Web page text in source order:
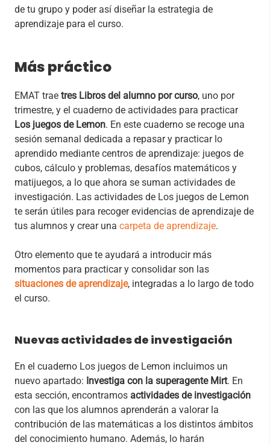
de tu grupo y poder así diseñar la estrategia de
aprendizaje para el curso.
Más práctico
EMAT trae tres Libros del alumno por curso, uno por
trimestre, y el cuaderno de actividades para practicar
Los juegos de Lemon. En este cuaderno se recoge una
sesión semanal dedicada a repasar y practicar lo
aprendido mediante centros de aprendizaje: juegos de
cubos, cálculo y problemas, desafíos matemáticos y
matijuegos, a lo que ahora se suman actividades de
investigación. Las actividades de Los juegos de Lemon
te serán útiles para recoger evidencias de aprendizaje de
tus alumnos y crear una carpeta de aprendizaje.
Otro elemento que te ayudará a introducir más
momentos para practicar y consolidar son las
situaciones de aprendizaje, integradas a lo largo de todo
el curso.
Nuevas actividades de investigación
En el cuaderno Los juegos de Lemon incluimos un
nuevo apartado: Investiga con la superagente Mirt. En
esta sección, encontramos actividades de investigación
con las que los alumnos aprenderán a valorar la
contribución de las matemáticas a los distintos ámbitos
del conocimiento humano. Además, lo harán